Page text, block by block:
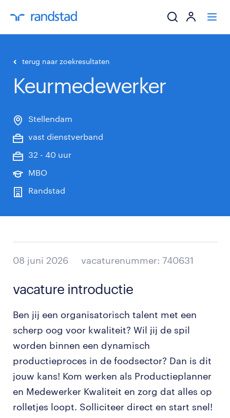
werkgevers
terug naar zoekresultaten
Keurmedewerker
Stellendam
vast dienstverband
32 - 40 uur
MBO
Randstad
08 juni 2026 vacaturenummer: 740631
vacature introductie
Ben jij een organisatorisch talent met een
scherp oog voor kwaliteit? Wil jij de spil
worden binnen een dynamisch
productieproces in de foodsector? Dan is dit
jouw kans! Kom werken als Productieplanner
en Medewerker Kwaliteit en zorg dat alles op
rolletjes loopt. Solliciteer direct en start snel!